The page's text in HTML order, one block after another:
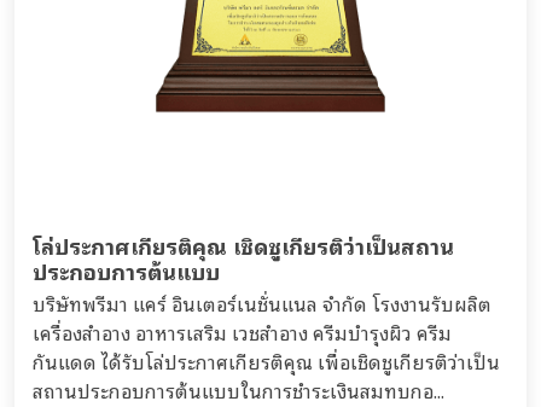
โล่ประกาศเกียรติคุณ เชิดชูเกียรติว่าเป็นสถาน
ประกอบการต้นแบบ
บริษัทพรีมา แคร์ อินเตอร์เนชั่นแนล จำกัด โรงงานรับผลิต
เครื่องสำอาง อาหารเสริม เวชสำอาง ครีมบำรุงผิว ครีม
กันแดด ได้รับโล่ประกาศเกียรติคุณ เพื่อเชิดชูเกียรติว่าเป็น
สถานประกอบการต้นแบบในการชำระเงินสมทบกอ...